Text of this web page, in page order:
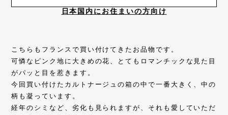
日本国内にお住まいの方向け
こちらもフランスで買い付けてきたお品物です。
可憐なピンク地に大きめの花、とてもロマンチックな見た目
がパッと目を惹きます。
今回買い付けたカルトナージュの箱の中で一番大きく、中の
柄も凝っています。
経年のシミなど、劣化も見られますが、それも愛していただ